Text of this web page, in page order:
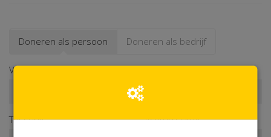
Doneren als persoon Doneren als bedrijf
Voornaam*
Tussenv. Achternaam*